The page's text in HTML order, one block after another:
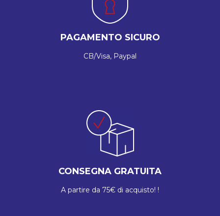
PAGAMENTO SICURO
CB/Visa, Paypal
CONSEGNA GRATUITA
A partire da 75€ di acquisto! !